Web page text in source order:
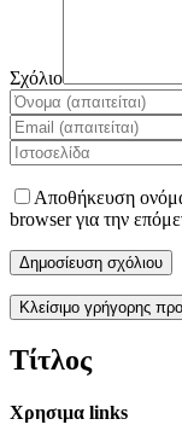
Σχόλιο
Αποθήκευση
browser για την
Κλείσιμο γρήγορης
Τίτλος
Χρησιμα links